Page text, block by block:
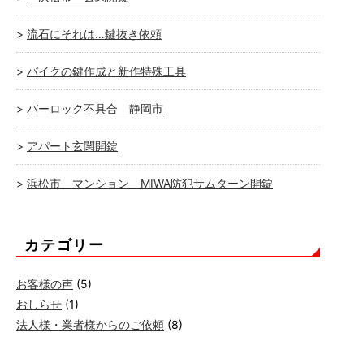
流石にそれは…鍵抜き依頼
バイクの鍵作成と新作特殊工具
バーロック不具合 静岡市
アパート玄関開錠
浜松市 マンション MIWA防犯サムターン開錠
カテゴリー
お客様の声 (5)
おしらせ (1)
法人様・業者様からのご依頼 (8)